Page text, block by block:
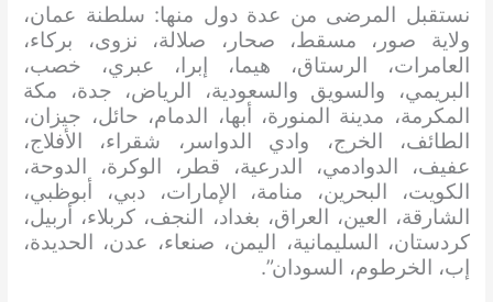
نستقبل المرضى من عدة دول منها: سلطنة عمان،
ولاية صور، مسقط، صحار، صلالة، نزوى، بركاء،
العامرات، الرستاق، هيما، إبرا، عبري، خصب،
البريمي، والسويق والسعودية، الرياض، جدة، مكة
المكرمة، مدينة المنورة، أبها، الدمام، حائل، جيزان،
الطائف، الخرج، وادي الدواسر، شقراء، الأفلاج،
عفيف، الدوادمي، الدرعية، قطر، الوكرة، الدوحة،
الكويت، البحرين، منامة، الإمارات، دبي، أبوظبي،
الشارقة، العين، العراق، بغداد، النجف، كربلاء، أربيل،
كردستان، السليمانية، اليمن، صنعاء، عدن، الحديدة،
إب، الخرطوم، السودان”.